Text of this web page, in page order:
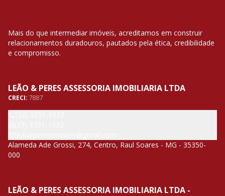
Mais do que intermediar imóveis, acreditamos em construir
relacionamentos duradouros, pautados pela ética, credibilidade
e compromisso.
LEÃO & PERES ASSESSORIA IMOBILIARIA LTDA
CRECI: 7887
Alameda Ade Grossi, 274, Centro, Raul Soares - MG - 35350-
000
LEÃO & PERES ASSESSORIA IMOBILIARIA LTDA -